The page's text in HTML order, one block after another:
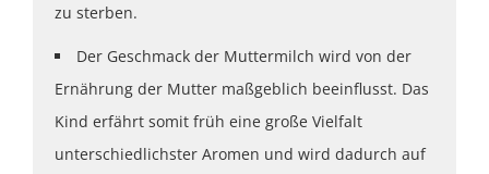
zu sterben.
Der Geschmack der Muttermilch wird von der
Ernährung der Mutter maßgeblich beeinflusst. Das
Kind erfährt somit früh eine große Vielfalt
unterschiedlichster Aromen und wird dadurch auf